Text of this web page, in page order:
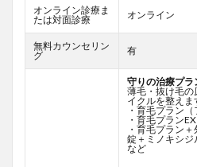
オンライン診療ま
たは対面診療
オンライン
無料カウンセリン
グ
有
守りの治療プラ
薄毛・抜け毛
イクルを整えま
・育毛プラン
・育毛プラン
・育毛プラン
錠＋ミノキシジ
など